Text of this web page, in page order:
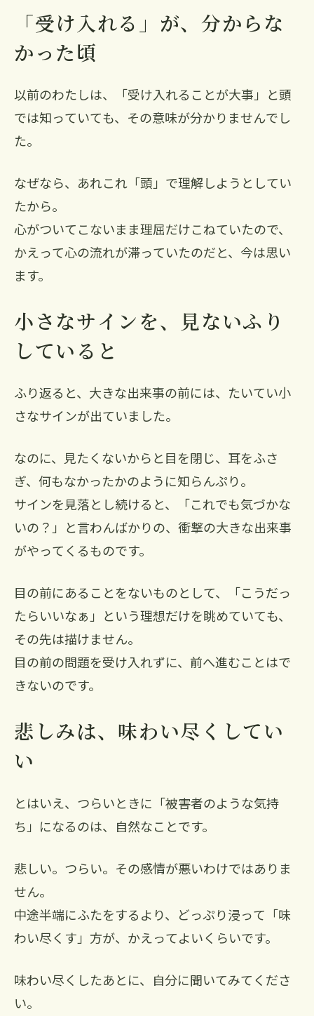
「受け入れる」が、分からな
かった頃
以前のわたしは、「受け入れることが大事」と頭
では知っていても、その意味が分かりませんでし
た。
なぜなら、あれこれ「頭」で理解しようとしてい
たから。
心がついてこないまま理屈だけこねていたので、
かえって心の流れが滞っていたのだと、今は思い
ます。
小さなサインを、見ないふり
していると
ふり返ると、大きな出来事の前には、たいてい小
さなサインが出ていました。
なのに、見たくないからと目を閉じ、耳をふさ
ぎ、何もなかったかのように知らんぷり。
サインを見落とし続けると、「これでも気づかな
いの？」と言わんばかりの、衝撃の大きな出来事
がやってくるものです。
目の前にあることをないものとして、「こうだっ
たらいいなぁ」という理想だけを眺めていても、
その先は描けません。
目の前の問題を受け入れずに、前へ進むことはで
きないのです。
悲しみは、味わい尽くしてい
い
とはいえ、つらいときに「被害者のような気持
ち」になるのは、自然なことです。
悲しい。つらい。その感情が悪いわけではありま
せん。
中途半端にふたをするより、どっぷり浸って「味
わい尽くす」方が、かえってよいくらいです。
味わい尽くしたあとに、自分に聞いてみてくださ
い。